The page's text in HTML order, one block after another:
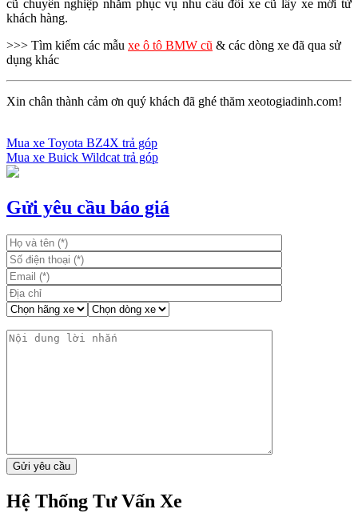
cũ chuyên nghiệp nhằm phục vụ nhu cầu đổi xe cũ lấy xe mới từ
khách hàng.
>>> Tìm kiếm các mẫu xe ô tô BMW cũ & các dòng xe đã qua sử
dụng khác
Xin chân thành cảm ơn quý khách đã ghé thăm xeotogiadinh.com!
Điều
hướng
bài
Mua xe Toyota BZ4X trả góp
Mua xe Buick Wildcat trả góp
Gửi yêu cầu báo giá
Hệ Thống Tư Vấn Xe